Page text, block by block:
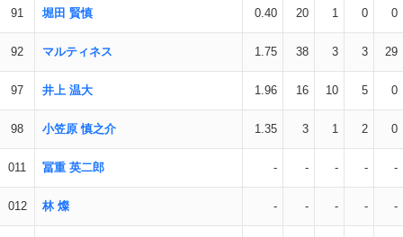
91 堀田 賢慎 0.40 20 1 0 0
92 マルティネス 1.75 38 3 3 29
97 井上 温大 1.96 16 10 5 0
98 小笠原 慎之介 1.35 3 1 2 0
011 冨重 英二郎 - - - - -
012 林 燦 - - - - -